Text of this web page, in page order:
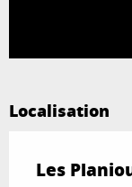
Localisation
Les